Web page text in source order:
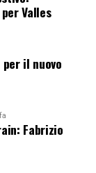
rileva che
o
arbitrale,
post-
di maturità:
alibi per
Valles
il nuovo
Fabrizio